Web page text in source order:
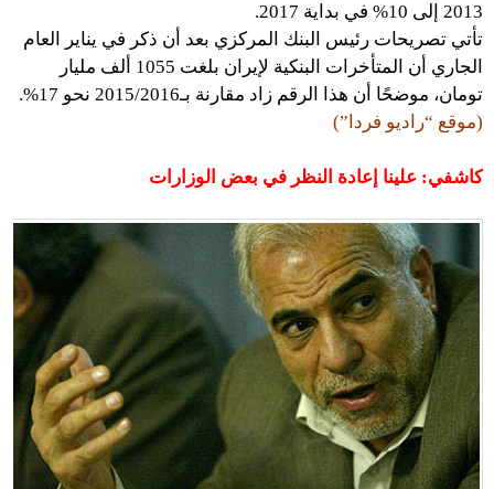
2013 إلى 10% في بداية 2017.
تأتي تصريحات رئيس البنك المركزي بعد أن ذكر في يناير العام
الجاري أن المتأخرات البنكية لإيران بلغت 1055 ألف مليار
تومان، موضحًا أن هذا الرقم زاد مقارنة بـ2015/2016 نحو 17%.
(موقع “راديو فردا”)
كاشفي: علينا إعادة النظر في بعض الوزارات